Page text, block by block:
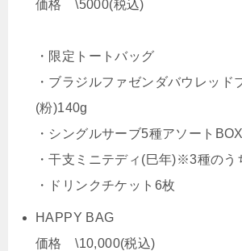
価格 \5000(税込)
・限定トートバッグ
・ブラジルファゼンダバウレッド
(粉)140g
・シングルサーブ5種アソートBOX
・干支ミニテディ(巳年)※3種のう
・ドリンクチケット6枚
HAPPY BAG
価格 \10,000(税込)